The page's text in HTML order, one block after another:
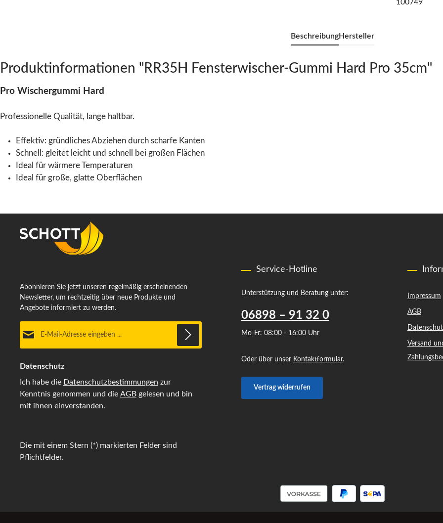
100749
BeschreibungHersteller
Produktinformationen "RR35H Fensterwischer-Gummi Hard Pro 35cm"
Pro Wischergummi Hard
Professionelle Qualität, lange haltbar.
Effektiv: gründliches Abziehen durch scharfe Kanten
Schnell: gleitet leicht und schnell bei großen Flächen
Ideal für wärmere Temperaturen
Ideal für große, glatte Oberflächen
Abonnieren Sie jetzt unseren regelmäßig erscheinenden
Newsletter, um rechtzeitig über neue Produkte und
Angebote informiert zu werden.
Datenschutz
Ich habe die Datenschutzbestimmungen zur
Kenntnis genommen und die AGB gelesen und bin
mit ihnen einverstanden.
Die mit einem Stern (*) markierten Felder sind
Pflichtfelder.
Service-Hotline
Unterstützung und Beratung unter:
06898 – 91 32 0
Mo-Fr: 08:00 - 16:00 Uhr
Oder über unser Kontaktformular.
Vertrag widerrufen
Impressum
AGB
Versand